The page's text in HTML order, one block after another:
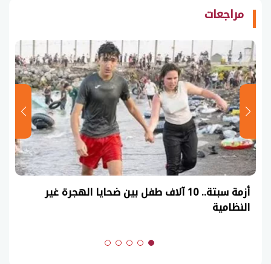
مراجعات
أزمة سبتة.. 10 آلاف طفل بين ضحايا الهجرة غير
النظامية